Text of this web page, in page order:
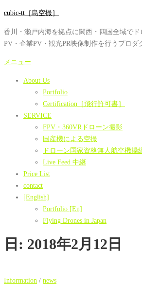
コ
テ
ン
ツ
cubic-tt［島空撮］
香川・瀬戸内海を拠点に関西・四国全域で
PV・企業PV・観光PR映像制作を行うプロダ
メニュー
About Us
Portfolio
Certification［飛行許可書］
SERVICE
FPV・360VRドローン撮影
国産機による空撮
ドローン国家資格無人航空機
Live Feed 中継
Price List
contact
[English]
Portfolio [En]
Flying Drones in Japan
日: 2018年2月12日
Information / news